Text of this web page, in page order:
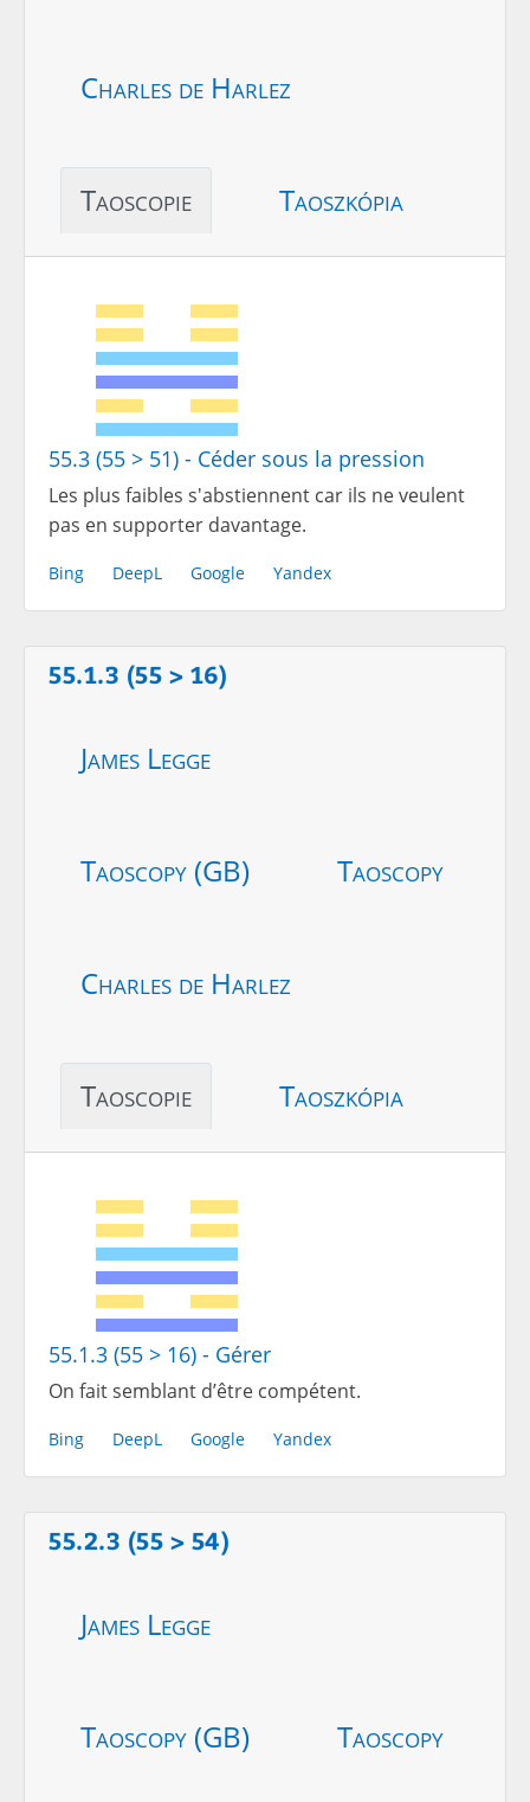
Charles de Harlez
Taoscopie Taoszkópia
55.3 (55 > 51) - Céder sous la pression
Les plus faibles s'abstiennent car ils ne veulent
pas en supporter davantage.
Bing DeepL Google Yandex
55.1.3 (55 > 16)
James Legge
Taoscopy (GB) Taoscopy
Charles de Harlez
Taoscopie Taoszkópia
55.1.3 (55 > 16) - Gérer
On fait semblant d’être compétent.
Bing DeepL Google Yandex
55.2.3 (55 > 54)
James Legge
Taoscopy (GB) Taoscopy